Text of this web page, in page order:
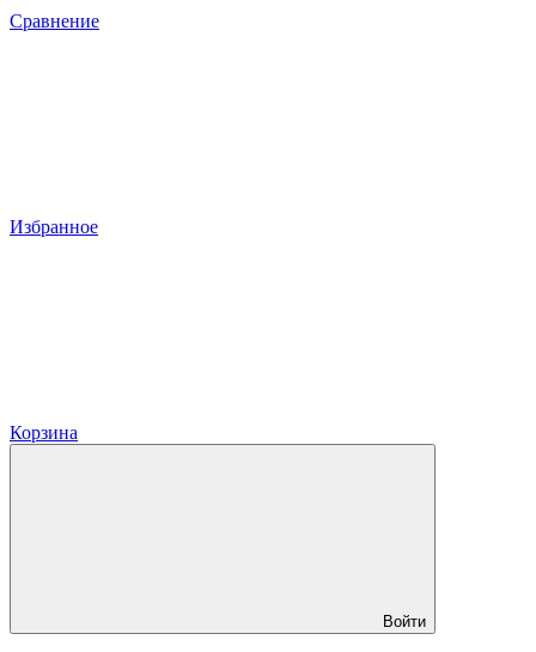
Сравнение
Избранное
Корзина
Войти